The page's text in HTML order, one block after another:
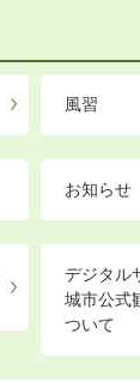
風習
お知らせ
デジタル
城市公式
ついて